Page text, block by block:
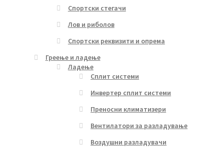
Спортски стегачи
Лов и риболов
Спортски реквизити и опрема
Греење и ладење
Ладење
Сплит системи
Инвертер сплит системи
Преносни климатизери
Вентилатори за разладување
Воздушни разладувачи